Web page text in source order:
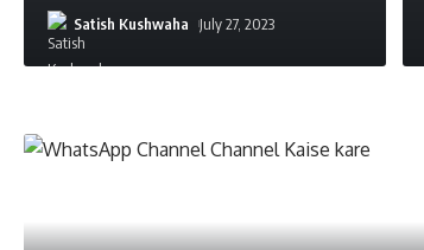
Satish Kushwaha July 27, 2023